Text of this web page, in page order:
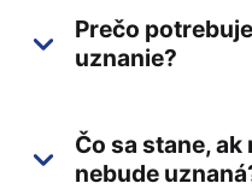
Prečo
uznanie?
Čo sa stane,
nebude